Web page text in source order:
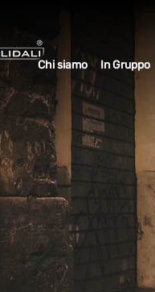
Chi siamo In Gruppo